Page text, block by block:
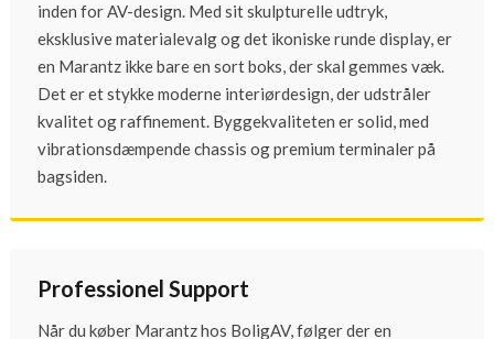
inden for AV-design. Med sit skulpturelle udtryk,
eksklusive materialevalg og det ikoniske runde display, er
en Marantz ikke bare en sort boks, der skal gemmes væk.
Det er et stykke moderne interiørdesign, der udstråler
kvalitet og raffinement. Byggekvaliteten er solid, med
vibrationsdæmpende chassis og premium terminaler på
bagsiden.
Professionel Support
Når du køber Marantz hos BoligAV, følger der en